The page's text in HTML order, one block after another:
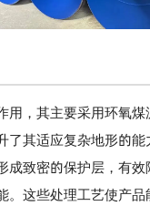
用，其主要采用环氧
其适应复杂地形的能
致密的保护层，有效
这些处理工艺使产